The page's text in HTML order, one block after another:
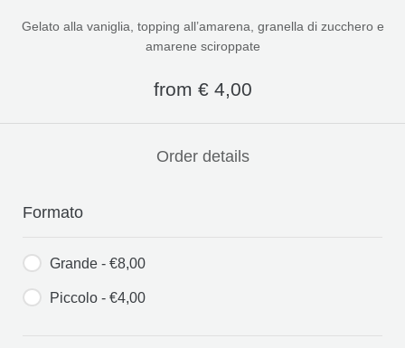
Gelato alla vaniglia, topping all’amarena, granella di zucchero e
amarene sciroppate
from € 4,00
Order details
Formato
Grande - €8,00
Piccolo - €4,00